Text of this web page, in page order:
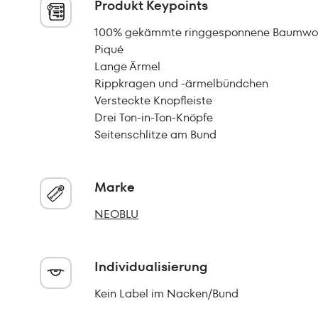
Produkt Keypoints
100% gekämmte ringgesponnene
Piqué
Lange Ärmel
Rippkragen und -ärmelbündchen
Versteckte Knopfleiste
Drei Ton-in-Ton-Knöpfe
Seitenschlitze am Bund
Marke
NEOBLU
Individualisierung
Kein Label im Nacken/Bund